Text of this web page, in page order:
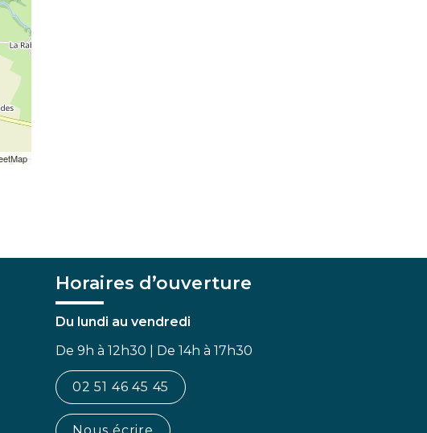
Horaires d’ouverture
Du lundi au vendredi
De 9h à 12h30 | De 14h à 17h30
02 51 46 45 45